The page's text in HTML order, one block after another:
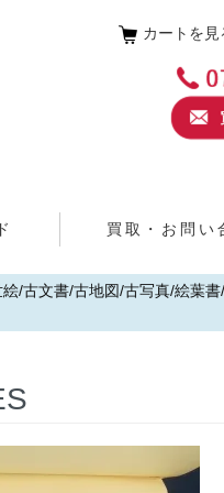
カートを見
買取・お問い
/古文書/古地図/古写真/絵葉